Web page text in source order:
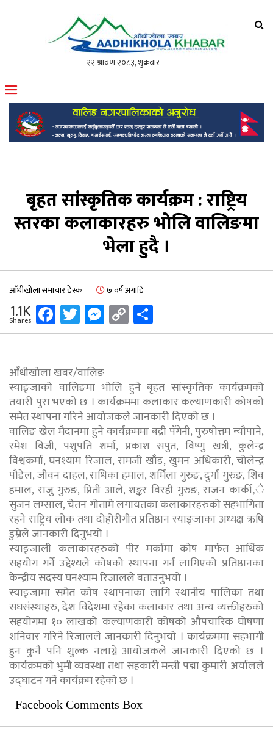
मोफसलकै लोकप्रिय अनलाइन पत्रिका
बृहत सांस्कृतिक कार्यक्रम : राष्ट्रिय
स्तरका कलाकारहरु भोलि वालिङमा
भेला हुदै ।
आँधीखोला समाचार डेस्क ७ वर्ष अगाडि
1.1K
Shares Facebook
Twitter
Messenger
Copy
Link
आँधीखोला खबर/वालिङ
स्याङ्जाको वालिङमा भोलि हुने बृहत सांस्कृतिक कार्यक्रमको
तयारी पुरा भएको छ । कार्यक्रममा कलाकार कल्याणकारी कोषको
समेत स्थापना गरिने आयोजकले जानकारी दिएको छ ।
वालिङ खेल मैदानमा हुने कार्यक्रममा बद्री पँगेनी, पुरुषोत्तम न्यौपाने,
रमेश विजी, पशुपति शर्मा, प्रकाश सपुत, विष्णु खत्री, कुलेन्द्र
विश्वकर्मा, घनश्याम रिजाल, रामजी खाँड, खुमन अधिकारी, चोलेन्द्र
पौडेल, जीवन दाहल, राधिका हमाल, शर्मिला गुरुङ, दुर्गा गुरुङ, शिव
हमाल, राजु गुरुङ, प्रिती आले, शङ्कर विरही गुरुङ, राजन कार्की,े
सुजन लम्साल, चेतन गोतामे लगायतका कलाकारहरुको सहभागिता
रहने राष्ट्रिय लोक तथा दोहोरीगीत प्रतिष्ठान स्याङ्जाका अध्यक्ष ऋषि
डुम्रेले जानकारी दिनुभयो ।
स्याङ्जाली कलाकारहरुको पीर मर्कामा कोष मार्फत आर्थिक
सहयोग गर्ने उद्देश्यले कोषको स्थापना गर्न लागिएको प्रतिष्ठानका
केन्द्रीय सदस्य घनश्याम रिजालले बताउनुभयो ।
स्याङ्जामा समेत कोष स्थापनाका लागि स्थानीय पालिका तथा
संघसंस्थाहरु, देश विदेशमा रहेका कलाकार तथा अन्य व्यक्तीहरुको
सहयोगमा १० लाखको कल्याणकारी कोषको औपचारिक घोषणा
शनिवार गरिने रिजालले जानकारी दिनुभयो । कार्यक्रममा सहभागी
हुन कुनै पनि शुल्क नलाग्ने आयोजकले जानकारी दिएको छ ।
कार्यक्रमको भुमी व्यवस्था तथा सहकारी मन्त्री पद्मा कुमारी अर्यालले
उद्घाटन गर्ने कार्यक्रम रहेको छ ।
Facebook Comments Box